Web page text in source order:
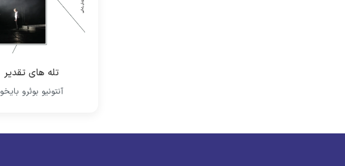
تله های تقدیر
آنتونیو بوئرو بایخو